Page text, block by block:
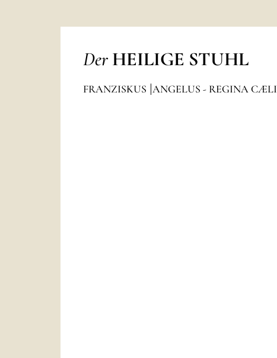
Der HEILIGE STUHL
FRANZISKUS ANGELUS - REGINA CÆLI